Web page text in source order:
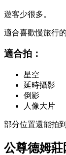
遊客少很多。
適合喜歡慢旅行的
適合拍：
星空
延時攝影
倒影
人像大片
部分位置還能拍
公尊德姆